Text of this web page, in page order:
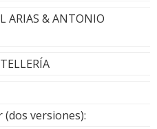
ARIAS & ANTONIO
(dos versiones):